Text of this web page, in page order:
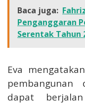
Baca juga:
Penganggaran
Serentak Tahun
Eva
dapat